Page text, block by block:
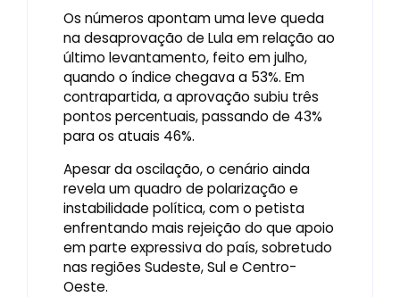
Os números apontam uma leve queda
na desaprovação de Lula em relação ao
último levantamento, feito em julho,
quando o índice chegava a 53%. Em
contrapartida, a aprovação subiu três
pontos percentuais, passando de 43%
para os atuais 46%.
Apesar da oscilação, o cenário ainda
revela um quadro de polarização e
instabilidade política, com o petista
enfrentando mais rejeição do que apoio
em parte expressiva do país, sobretudo
nas regiões Sudeste, Sul e Centro-
Oeste.